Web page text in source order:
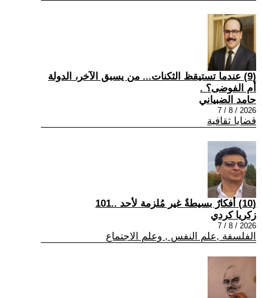
(9) عندما تستيقظ الثكنات... من يسبق الآخر، الدولة
أم الفوضى؟ .
حامد الضبياني
2026 / 8 / 7
قضايا ثقافية
(10) أفكارٌ بسيطةٌ غير مُلزمة لأحد ..101
زكريا كردي
2026 / 8 / 7
الفلسفة ,علم النفس , وعلم الاجتماع